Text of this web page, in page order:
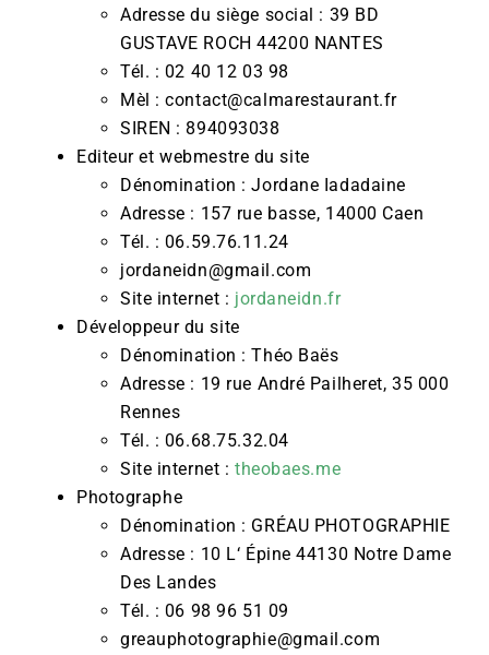
Adresse du siège social : 39 BD
GUSTAVE ROCH 44200 NANTES
Tél. : 02 40 12 03 98
Mèl : contact@calmarestaurant.fr
SIREN : 894093038
Editeur et webmestre du site
Dénomination : Jordane Iadadaine
Adresse : 157 rue basse, 14000 Caen
Tél. : 06.59.76.11.24
jordaneidn@gmail.com
Site internet : jordaneidn.fr
Développeur du site
Dénomination : Théo Baës
Adresse : 19 rue André Pailheret, 35 000
Rennes
Tél. : 06.68.75.32.04
Site internet : theobaes.me
Photographe
Dénomination : GRÉAU PHOTOGRAPHIE
Adresse : 10 L‘ Épine 44130 Notre Dame
Des Landes
Tél. : 06 98 96 51 09
greauphotographie@gmail.com